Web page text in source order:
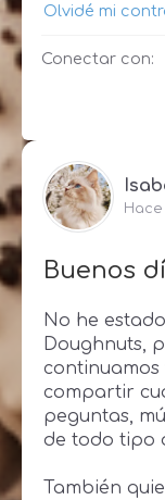
Olvidé mi
Conectar con:
Buenos
No he
Doughnuts,
continuamos
compartir
peguntas,
de todo tipo
También